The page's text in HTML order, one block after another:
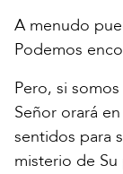
A menudo
Podemos
Pero, si
Señor orará
sentidos para
misterio de